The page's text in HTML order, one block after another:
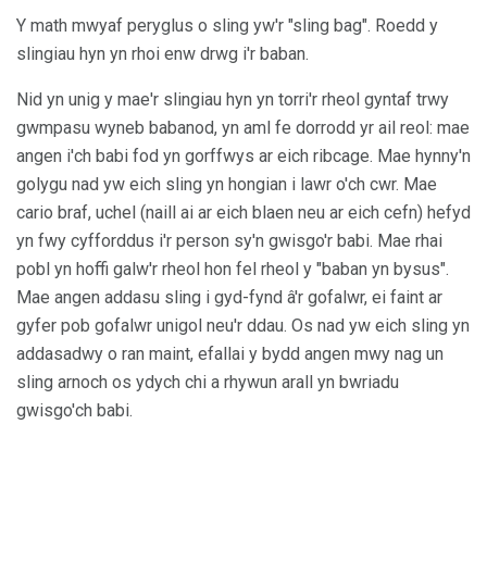
Y math mwyaf peryglus o sling yw'r "sling bag". Roedd y
slingiau hyn yn rhoi enw drwg i'r baban.
Nid yn unig y mae'r slingiau hyn yn torri'r rheol gyntaf trwy
gwmpasu wyneb babanod, yn aml fe dorrodd yr ail reol: mae
angen i'ch babi fod yn gorffwys ar eich ribcage. Mae hynny'n
golygu nad yw eich sling yn hongian i lawr o'ch cwr. Mae
cario braf, uchel (naill ai ar eich blaen neu ar eich cefn) hefyd
yn fwy cyfforddus i'r person sy'n gwisgo'r babi. Mae rhai
pobl yn hoffi galw'r rheol hon fel rheol y "baban yn bysus".
Mae angen addasu sling i gyd-fynd â'r gofalwr, ei faint ar
gyfer pob gofalwr unigol neu'r ddau. Os nad yw eich sling yn
addasadwy o ran maint, efallai y bydd angen mwy nag un
sling arnoch os ydych chi a rhywun arall yn bwriadu
gwisgo'ch babi.